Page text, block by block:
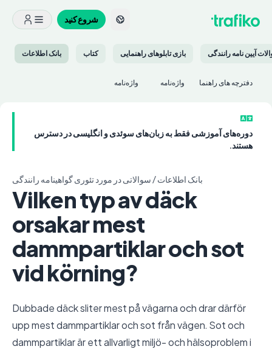
شروع کنید
آیین نامه رانندگی بازی تابلوهای راهنمایی کتاب بانک اطلاعات
دفترچه های راهنما واژه‌نامه‌ واژه‌نامه‌
دوره‌های آموزشی فقط به زبان‌های سوئدی و انگلیسی در دسترس
هستند.
بانک اطلاعات/ سوالاتی در مورد تئوری گواهینامه رانندگی
Vilken typ av däck
orsakar mest
dammpartiklar och sot
vid körning?
Dubbade däck sliter mest på vägarna och drar därför
upp mest dammpartiklar och sot från vägen. Sot och
dammpartiklar är ett allvarligt miljö- och hälsoproblem i